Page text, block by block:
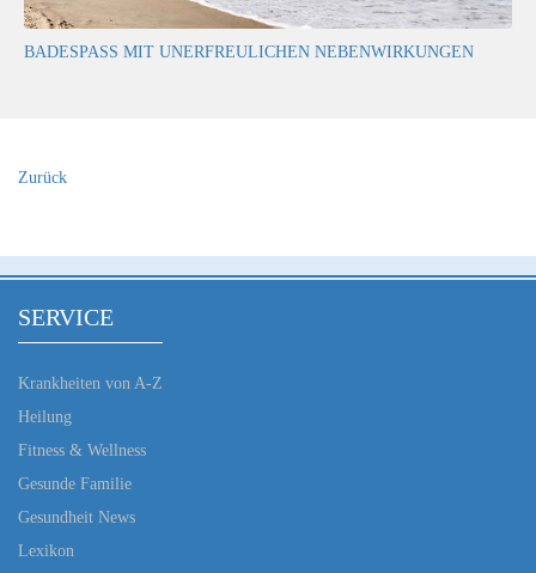
BADESPASS MIT UNERFREULICHEN NEBENWIRKUNGEN
Zurück
SERVICE
Krankheiten von A-Z
Heilung
Fitness & Wellness
Gesunde Familie
Gesundheit News
Lexikon